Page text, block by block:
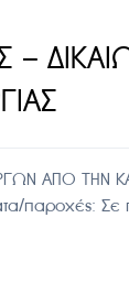
–
ΑΠΟ ΤΗΝ
παροχές: